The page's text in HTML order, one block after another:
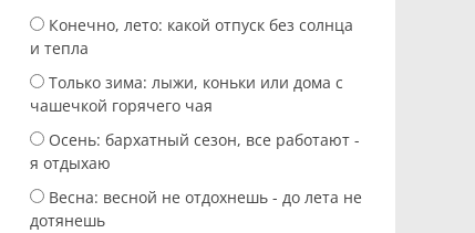
Конечно, лето: какой отпуск без солнца
и тепла
Только зима: лыжи, коньки или дома с
чашечкой горячего чая
Осень: бархатный сезон, все работают -
я отдыхаю
Весна: весной не отдохнешь - до лета не
дотянешь